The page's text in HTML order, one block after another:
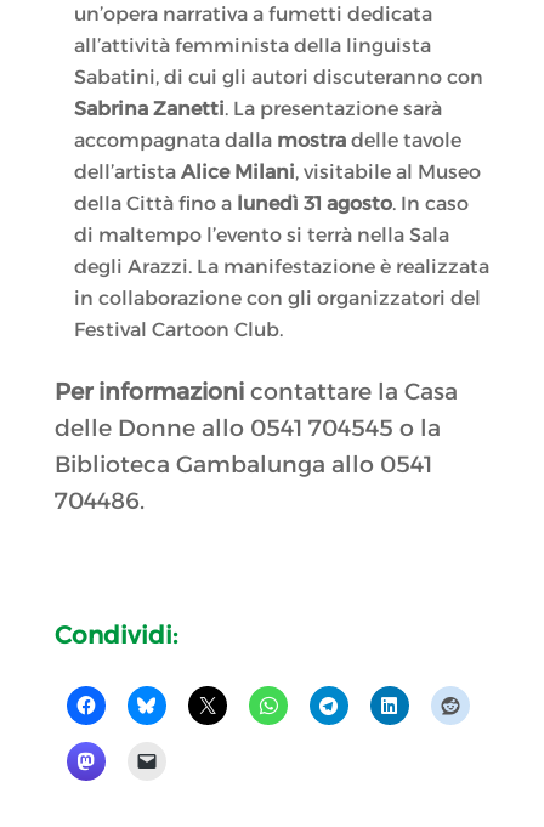
un’opera narrativa a fumetti dedicata
all’attività femminista della linguista
Sabatini, di cui gli autori discuteranno con
Sabrina Zanetti. La presentazione sarà
accompagnata dalla mostradelle tavole
dell’artista Alice Milani, visitabile al Museo
della Città fino a lunedì 31 agosto. In caso
di maltempo l’evento si terrà nella Sala
degli Arazzi. La manifestazione è realizzata
in collaborazione con gli organizzatori del
Festival Cartoon Club.
Per informazionicontattare la Casa
delle Donne allo 0541 704545 o la
Biblioteca Gambalunga allo 0541
704486.
Condividi: